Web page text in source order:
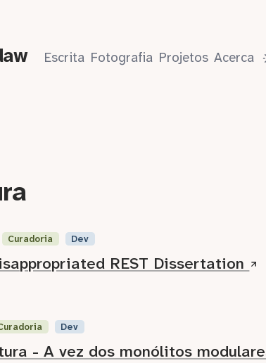
Escrita Fotografia Projetos Acerca
Curadoria Dev
REST Dissertation
Dev
- A vez dos monólitos